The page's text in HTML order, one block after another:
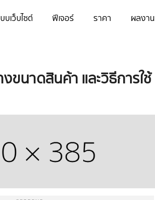
บเว็บไซต์ ฟีเจอร์ ราคา ผลงาน
ขนาดสินค้า และวิธีการใช้